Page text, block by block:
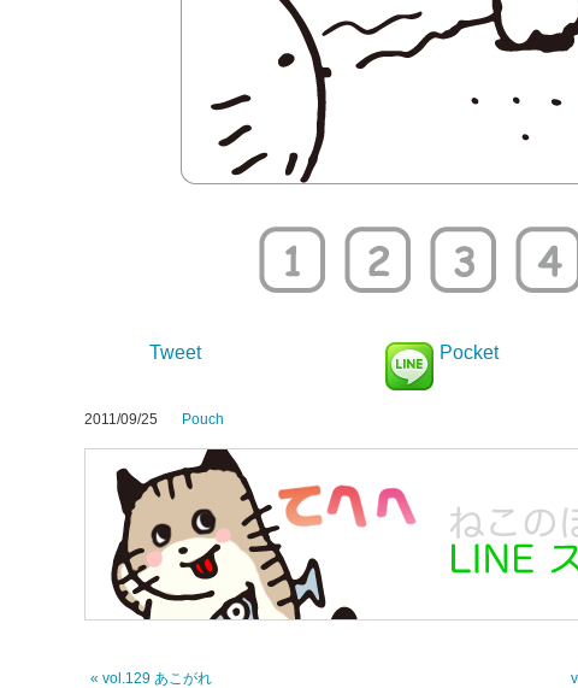
Tweet Pocket
2011/09/25 Pouch
« vol.129 あこがれ